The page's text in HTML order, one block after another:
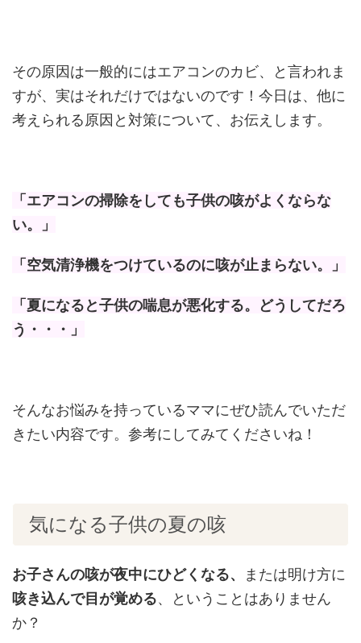
その原因は一般的にはエアコンのカビ、と言われま
すが、実はそれだけではないのです！今日は、他に
考えられる原因と対策について、お伝えします。
「エアコンの掃除をしても子供の咳がよくならな
い。」
「空気清浄機をつけているのに咳が止まらない。」
「夏になると子供の喘息が悪化する。どうしてだろ
う・・・」
そんなお悩みを持っているママにぜひ読んでいただ
きたい内容です。参考にしてみてくださいね！
気になる子供の夏の咳
お子さんの咳が夜中にひどくなる、
または明け方に
咳き込んで目が覚める、ということはありません
か？